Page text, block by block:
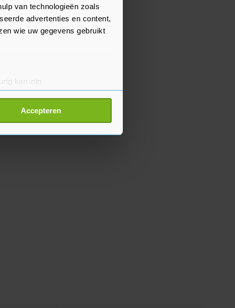
van technologieën zoals
advertenties en content,
wie uw gegevens gebruikt
kan zijn
detailgedeelte
Accepteren